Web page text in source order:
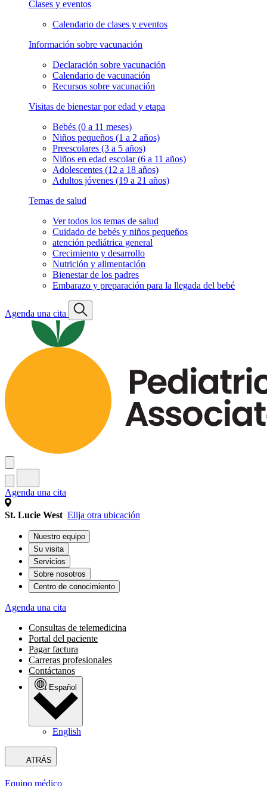
Clases y eventos
Calendario de clases y eventos
Información sobre vacunación
Declaración sobre vacunación
Calendario de vacunación
Recursos sobre vacunación
Visitas de bienestar por edad y etapa
Bebés (0 a 11 meses)
Niños pequeños (1 a 2 años)
Preescolares (3 a 5 años)
Niños en edad escolar (6 a 11 años)
Adolescentes (12 a 18 años)
Adultos jóvenes (19 a 21 años)
Temas de salud
Ver todos los temas de salud
Cuidado de bebés y niños pequeños
atención pediátrica general
Crecimiento y desarrollo
Nutrición y alimentación
Bienestar de los padres
Embarazo y preparación para la llegada del bebé
Agenda una cita
Agenda una cita
St. Lucie West Elija otra ubicación
Nuestro equipo
Su visita
Servicios
Sobre nosotros
Centro de conocimiento
Agenda una cita
Consultas de telemedicina
Portal del paciente
Pagar factura
Carreras profesionales
Contáctanos
Español
English
ATRÁS
Equipo médico